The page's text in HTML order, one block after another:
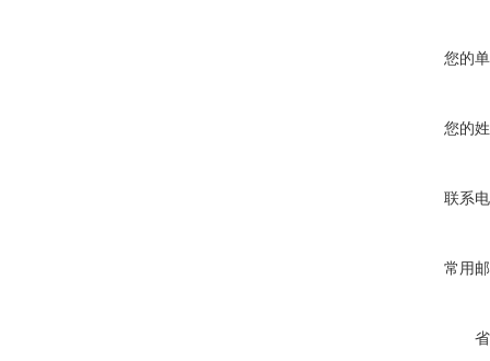
您的
您的
联系
常用